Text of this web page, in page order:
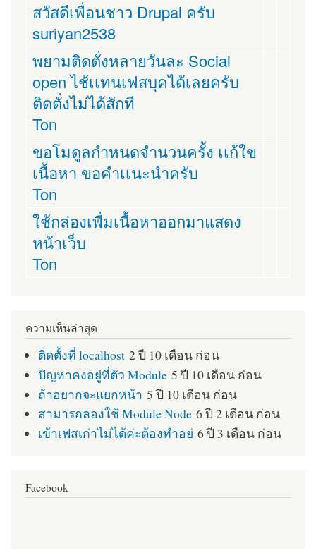
สวัสดีเพื่อนชาว Drupal ครับ
suriyan2538
พยามติดตั่งหลายวันละ Social
open ไช้เเทนเฟสบุคได้เลยครับ
ติดตั่งไม่ได้สักที
Ton
ขอโมดูลกำหนดจำนวนครั้ง เเก้ใข
เนื้อหา ขอคำเเนะนำครับ
Ton
ใช้กล่องเพื่มเนื้อหาออกมาแสดง
หน้าเว็บ
Ton
ความเห็นล่าสุด
ติดตั้งที่ localhost 2 ปี 10 เดือน ก่อน
ปัญหาคงอยู่ที่ตัว Module 5 ปี 10 เดือน ก่อน
ถ้าอยากจะแยกหน้า 5 ปี 10 เดือน ก่อน
สามารถลองใช้ Module Node 6 ปี 2 เดือน ก่อน
เข้าเฟสเก่าไม่ได้ค่ะต้องทำอย่ 6 ปี 3 เดือน ก่อน
Facebook